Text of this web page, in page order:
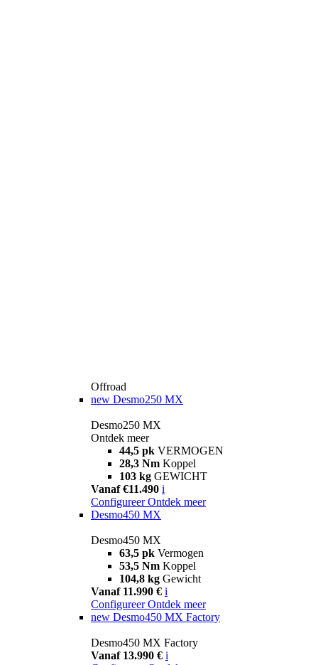
Offroad
new Desmo250 MX
Desmo250 MX
Ontdek meer
44,5 pk VERMOGEN
28,3 Nm Koppel
103 kg GEWICHT
Vanaf €11.490 i
Configureer Ontdek meer
Desmo450 MX
Desmo450 MX
63,5 pk Vermogen
53,5 Nm Koppel
104,8 kg Gewicht
Vanaf 11.990 € i
Configureer Ontdek meer
new Desmo450 MX Factory
Desmo450 MX Factory
Vanaf 13.990 € i